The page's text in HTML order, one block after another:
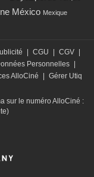
México Mexique
| CGU | CGV |
Personnelles |
AlloCiné | Gérer Utiq
sur le numéro AlloCiné :